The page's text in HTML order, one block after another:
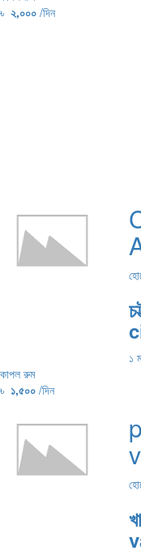
৳ ২,০০০ /দিন
১
কাপল রুম
৳ ১,৫০০ /দিন